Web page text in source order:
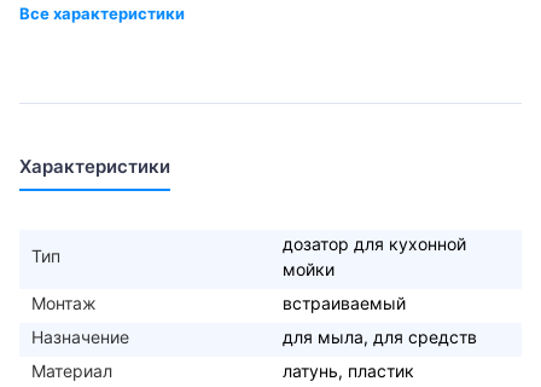
Характеристики
Тип
дозатор для кухонной
мойки
Монтаж
встраиваемый
Назначение
для мыла, для средств
Материал
латунь, пластик